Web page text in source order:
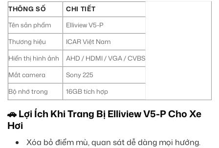
THÔNG SỐ
CHI TIẾT
Tên sản phẩm
Elliview V5-P
Thương hiệu
ICAR Việt Nam
Hiển thị hình ảnh
AHD / HDMI / VGA / CVBS
Mắt camera
Sony 225
Bộ nhớ trong
16GB tích hợp
🚗 Lợi Ích Khi Trang Bị Elliview V5-P Cho Xe
Hơi
Xóa bỏ điểm mù, quan sát dễ dàng mọi hướng.